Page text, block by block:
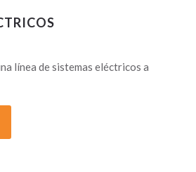
S
línea de sistemas eléctricos a